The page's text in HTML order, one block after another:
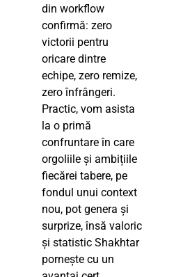
din workflow
confirmă: zero
victorii pentru
oricare dintre
echipe, zero remize,
zero înfrângeri.
Practic, vom asista
la o primă
confruntare în care
orgoliile și ambițiile
fiecărei tabere, pe
fondul unui context
nou, pot genera și
surprize, însă valoric
și statistic Shakhtar
pornește cu un